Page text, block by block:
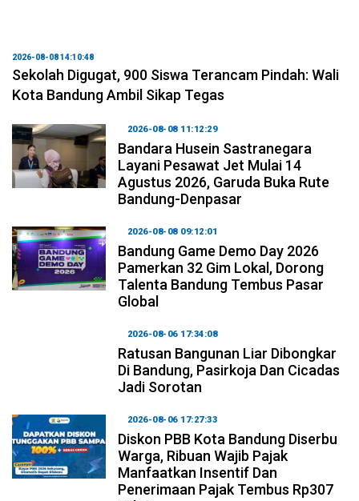
2026-08-08 14:10:48
Sekolah Digugat, 900 Siswa Terancam Pindah: Wali
Kota Bandung Ambil Sikap Tegas
2026-08-08 11:12:29
Bandara Husein Sastranegara
Layani Pesawat Jet Mulai 14
Agustus 2026, Garuda Buka Rute
Bandung-Denpasar
2026-08-08 09:12:01
Bandung Game Demo Day 2026
Pamerkan 32 Gim Lokal, Dorong
Talenta Bandung Tembus Pasar
Global
2026-08-06 17:34:08
Ratusan Bangunan Liar Dibongkar
Di Bandung, Pasirkoja Dan Cicadas
Jadi Sorotan
2026-08-06 17:27:33
Diskon PBB Kota Bandung Diserbu
Warga, Ribuan Wajib Pajak
Manfaatkan Insentif Dan
Penerimaan Pajak Tembus Rp307